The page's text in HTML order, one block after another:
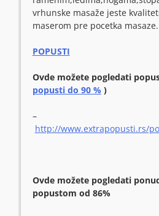
vrhunske masaže jeste
maserom pre pocetka masaze.
POPUSTI
Ovde možete pogledati
popusti do 90 %)
–
http://www.extrapopusti.rs/
Ovde možete pogledati
popustom od 86%